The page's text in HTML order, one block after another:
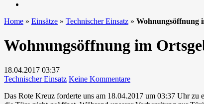
Home » Einsätze » Technischer Einsatz » Wohnungsöffnung
Wohnungsöffnung im
18.04.2017 03:37
Technischer Einsatz Keine Kommentarezu
im
Das Rote Kreuz forderte uns am 18.04.2017 um 03:37 Uhr zu